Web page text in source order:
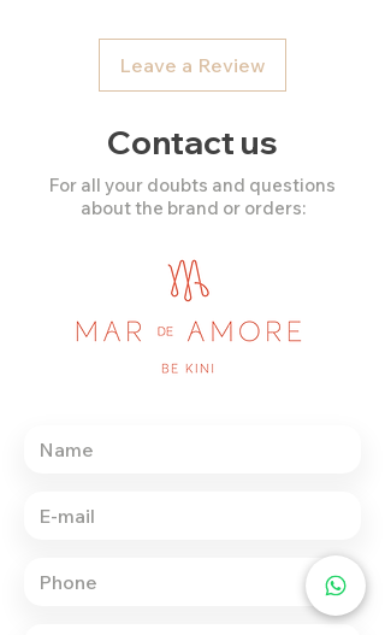
Leave a Review
Contact us
For all your doubts and questions
about the brand or orders: